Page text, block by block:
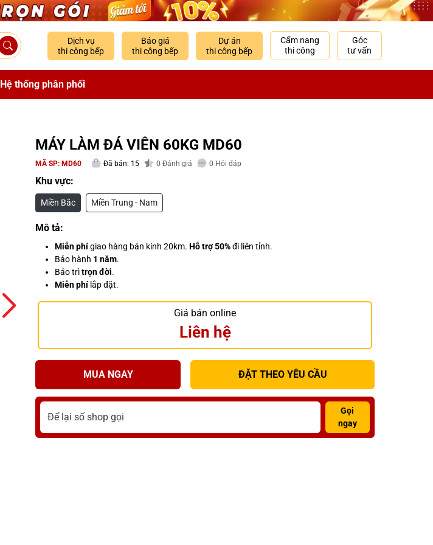
Dịch vụ
thi công bếp
Báo giá
thi công bếp
Dự án
thi công bếp
Cẩm nang
thi công
Góc
tư vấn
Hệ thống phân phối
MÁY LÀM ĐÁ VIÊN 60KG MD60
MÃ SP: MD60 Đã bán: 15 0 Đánh giá 0 Hỏi đáp
Khu vực:
Miền Bắc Miền Trung - Nam
Mô tả:
Miễn phígiao hàng bán kính 20km. Hỗ trợ 50%đi liên tỉnh.
Bảo hành 1 năm.
Bảo trìtrọn đời.
Miễn phílắp đặt.
Giá bán online
Liên hệ
MUA NGAY ĐẶT THEO YÊU CẦU
Gọi
ngay